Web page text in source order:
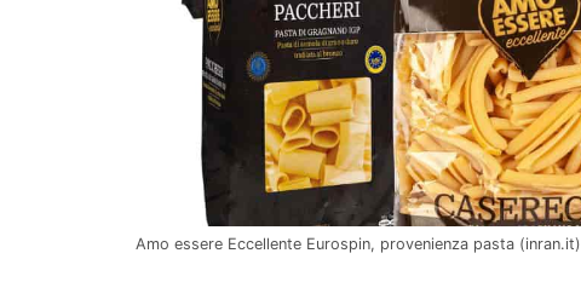
Amo essere Eccellente Eurospin, provenienza pasta (inran.it)